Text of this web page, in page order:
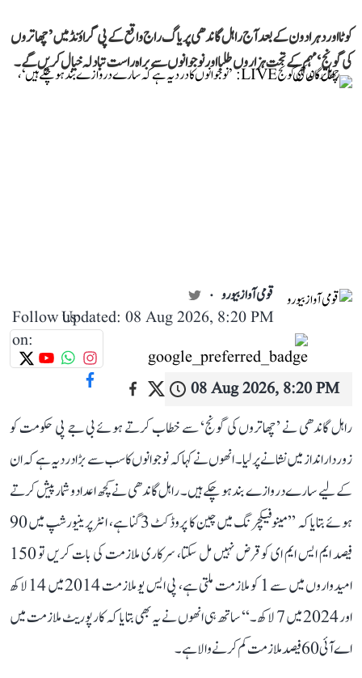
کوٹا اور دہرادون کے بعد آج راہل گاندھی پریاگ راج واقع کے پی گراؤنڈ میں ’چھاتروں
کی گونج‘ مہم کے تحت ہزاروں طلبا اور نوجوانوں سے براہ راست تبادلہ خیال کریں گے۔
قومی آواز بیورو
Updated: 08 Aug 2026, 8:20 PM
Follow us
on:
08 Aug 2026, 8:20 PM
راہل گاندھی نے ’چھاتروں کی گونج‘ سے خطاب کرتے ہوئے بی جے پی حکومت کو
زوردار انداز میں نشانے پر لیا۔ انھوں نے کہا کہ نوجوانوں کا سب سے بڑا درد یہ ہے کہ ان
کے لیے سارے دروازے بند ہو چکے ہیں۔ راہل گاندھی نے کچھ اعداد و شمار پیش کرتے
ہوئے بتایا کہ ’’مینوفیکچرنگ میں چین کا پروڈکٹ 3 گنا ہے، انٹرپرینیورشپ میں 90
فیصد ایم ایس ایم ای کو قرض نہیں مل سکتا، سرکاری ملازمت کی بات کریں تو 150
امیدواروں میں سے 1 کو ملازمت ملتی ہے، پی ایس یو ملازمت 2014 میں 14 لاکھ
اور 2024 میں 7 لاکھ۔‘‘ ساتھ ہی انھوں نے یہ بھی بتایا کہ کارپوریٹ ملازمت میں
اے آئی 60 فیصد ملازمت کم کرنے والا ہے۔